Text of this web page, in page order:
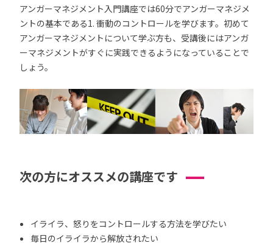
アンガーマネジメント入門講座では60分でアンガーマネジメ
ントの基本である1. 衝動のコントロールを学びます。初めて
アンガーマネジメントについて学ぶ方も、受講後にはアンガ
ーマネジメントがすぐに実践できるようになっていることで
しょう。
次の方にオススメの講座です
イライラ、怒りをコントロールする方法を学びたい
毎日のイライラから解放されたい